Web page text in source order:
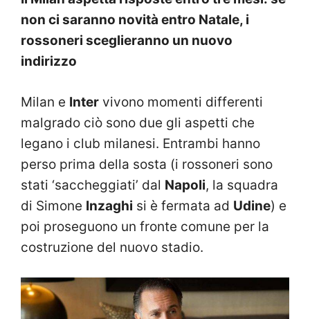
non ci saranno novità entro Natale, i
rossoneri sceglieranno un nuovo
indirizzo
Milan e Inter vivono momenti differenti
malgrado ciò sono due gli aspetti che
legano i club milanesi. Entrambi hanno
perso prima della sosta (i rossoneri sono
stati ‘saccheggiati’ dal Napoli, la squadra
di Simone Inzaghi si è fermata ad Udine) e
poi proseguono un fronte comune per la
costruzione del nuovo stadio.